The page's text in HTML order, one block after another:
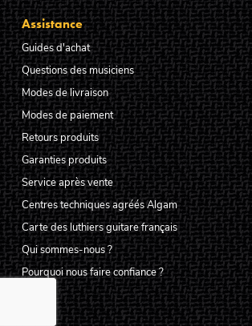
Assistance
Guides d'achat
Questions des musiciens
Modes de livraison
Modes de paiement
Retours produits
Garanties produits
Service après vente
Centres techniques agréés Algam
Carte des luthiers guitare français
Qui sommes-nous ?
Pourquoi nous faire confiance ?